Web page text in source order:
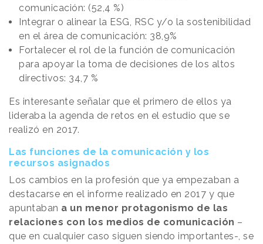
comunicación: (52,4 %)
Integrar o alinear la ESG, RSC y/o la sostenibilidad
en el área de comunicación: 38,9%
Fortalecer el rol de la función de comunicación
para apoyar la toma de decisiones de los altos
directivos: 34,7 %
Es interesante señalar que el primero de ellos ya
lideraba la agenda de retos en el estudio que se
realizó en 2017.
Las funciones de la comunicación y los
recursos asignados
Los cambios en la profesión que ya empezaban a
destacarse en el informe realizado en 2017 y que
apuntaban a un menor protagonismo de las
relaciones con los medios de comunicación –
que en cualquier caso siguen siendo importantes-, se